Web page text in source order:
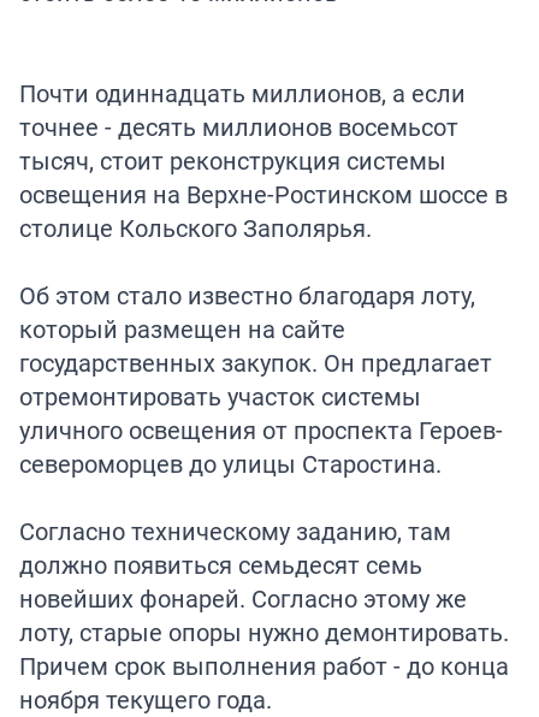
Почти одиннадцать миллионов, а если
точнее - десять миллионов восемьсот
тысяч, стоит реконструкция системы
освещения на Верхне-Ростинском шоссе в
столице Кольского Заполярья.
Об этом стало известно благодаря лоту,
который размещен на сайте
государственных закупок. Он предлагает
отремонтировать участок системы
уличного освещения от проспекта Героев-
североморцев до улицы Старостина.
Согласно техническому заданию, там
должно появиться семьдесят семь
новейших фонарей. Согласно этому же
лоту, старые опоры нужно демонтировать.
Причем срок выполнения работ - до конца
ноября текущего года.